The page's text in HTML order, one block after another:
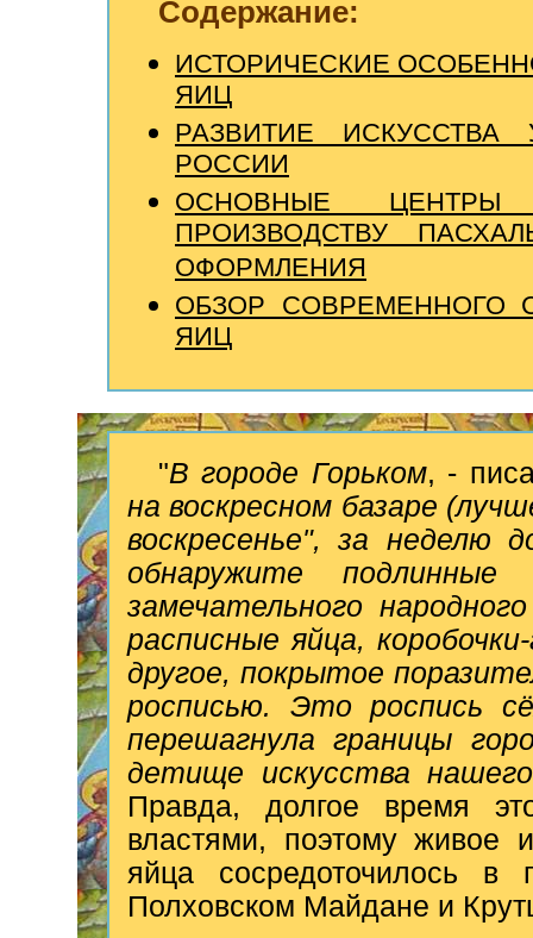
Содержание:
ИСТОРИЧЕСКИЕ
ЯИЦ
РАЗВИТИЕ
РОССИИ
ОСНОВНЫЕ
ПРОИЗВОДСТВУ
ОФОРМЛЕНИЯ
ОБЗОР СОВРЕМЕННОГО
ЯИЦ
"В городе Горьком, -
на воскресном базаре
воскресенье", за неделю
обнаружите
замечательного
расписные яйца,
другое, покрытое
росписью. Это роспись
перешагнула границы
детище искусства
Правда, долгое время
властями, поэтому живое
яйца сосредоточилось в
Полховском Майдане и